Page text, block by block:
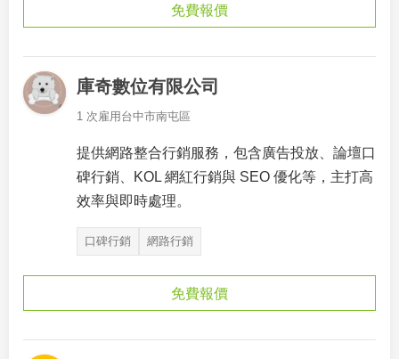
免費報價
庫奇數位有限公司
1 次雇用 台中市南屯區
提供網路整合行銷服務，包含廣告投放、論壇口
碑行銷、KOL 網紅行銷與 SEO 優化等，主打高
效率與即時處理。
口碑行銷 網路行銷
免費報價